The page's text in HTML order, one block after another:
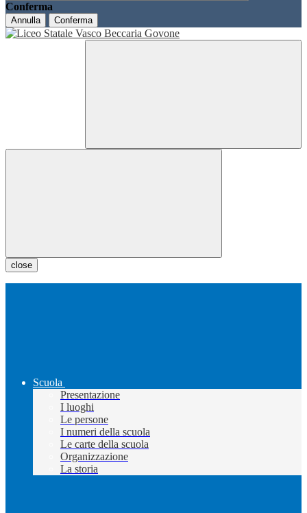
Conferma
Annulla Conferma
close
Scuola
Presentazione
I luoghi
Le persone
I numeri della scuola
Le carte della scuola
Organizzazione
La storia